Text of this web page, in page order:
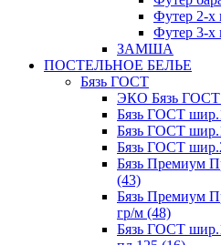
Футер 2-х
Футер 3-х
ЗАМША
ПОСТЕЛЬНОЕ БЕЛЬЕ
Бязь ГОСТ
ЭКО Бязь ГОСТ
Бязь ГОСТ
Бязь ГОСТ
Бязь ГОСТ
Бязь Премиум
(43)
Бязь Премиум
гр/м (48)
Бязь ГОСТ